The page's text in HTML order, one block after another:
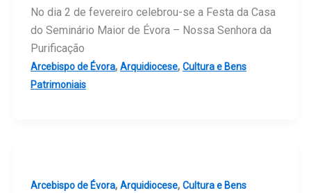
No dia 2 de fevereiro celebrou-se a Festa da Casa
do Seminário Maior de Évora – Nossa Senhora da
Purificação
Arcebispo de Évora, Arquidiocese, Cultura e Bens
Patrimoniais
Arcebispo de Évora, Arquidiocese, Cultura e Bens